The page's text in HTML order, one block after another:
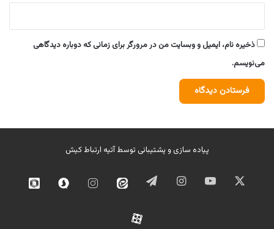
ذخیره نام، ایمیل و وبسایت من در مرورگر برای زمانی که دوباره دیدگاهی
می‌نویسم.
پیاده سازی و پشتیبانی توسطآتیه ارتباط کیش
ایکس یوتیوب اینستاگرامتلگرام ایتا
اینستاگرامسروش